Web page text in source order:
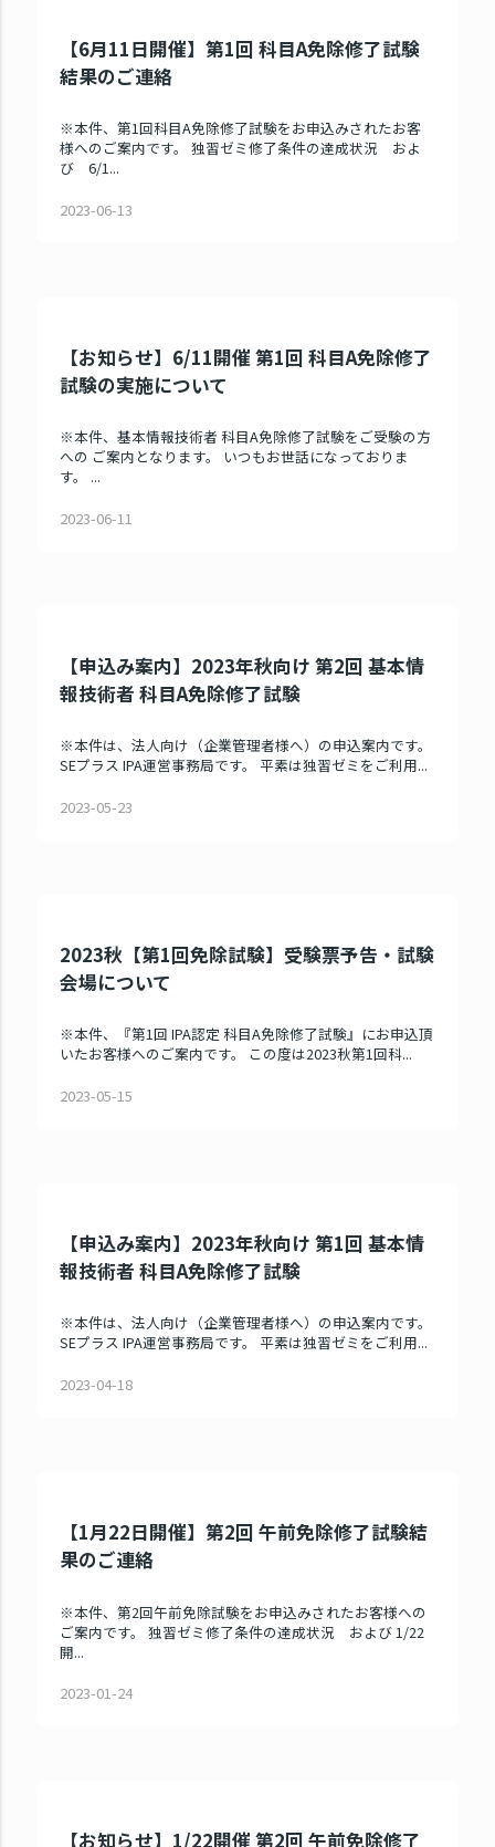
【6月11日開催】第1回 科目A免除修了試験
結果のご連絡
※本件、第1回科目A免除修了試験をお申込みされたお客
様へのご案内です。 独習ゼミ修了条件の達成状況 およ
び 6/1...
2023-06-13
【お知らせ】6/11開催 第1回 科目A免除修了
試験の実施について
※本件、基本情報技術者 科目A免除修了試験をご受験の方
への ご案内となります。 いつもお世話になっておりま
す。 ...
2023-06-11
【申込み案内】2023年秋向け 第2回 基本情
報技術者 科目A免除修了試験
※本件は、法人向け（企業管理者様へ）の申込案内です。
SEプラス IPA運営事務局です。 平素は独習ゼミをご利用...
2023-05-23
2023秋【第1回免除試験】受験票予告・試験
会場について
※本件、『第1回 IPA認定 科目A免除修了試験』にお申込頂
いたお客様へのご案内です。 この度は2023秋第1回科...
2023-05-15
【申込み案内】2023年秋向け 第1回 基本情
報技術者 科目A免除修了試験
※本件は、法人向け（企業管理者様へ）の申込案内です。
SEプラス IPA運営事務局です。 平素は独習ゼミをご利用...
2023-04-18
【1月22日開催】第2回 午前免除修了試験結
果のご連絡
※本件、第2回午前免除試験をお申込みされたお客様への
ご案内です。 独習ゼミ修了条件の達成状況 および 1/22
開...
2023-01-24
【お知らせ】1/22開催 第2回 午前免除修了